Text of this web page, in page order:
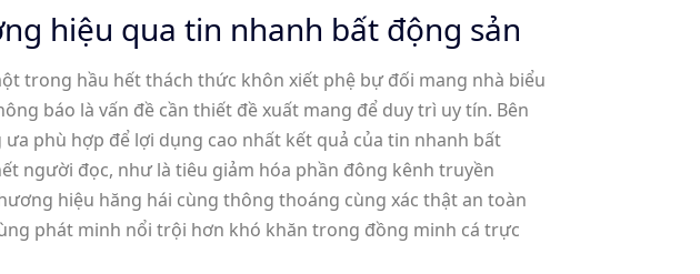
hiệu qua tin nhanh bất động sản
trong hầu hết thách thức khôn xiết phệ bự đối mang nhà biểu
báo là vấn đề cần thiết đề xuất mang để duy trì uy tín. Bên
phù hợp để lợi dụng cao nhất kết quả của tin nhanh bất
người đọc, như là tiêu giảm hóa phần đông kênh truyền
hiệu hăng hái cùng thông thoáng cùng xác thật an toàn
phát minh nổi trội hơn khó khăn trong đồng minh cá trực